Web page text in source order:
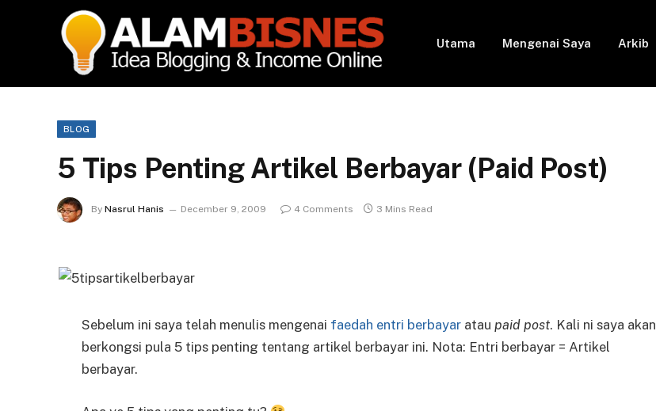
Utama Mengenai Saya Arkib
BLOG
5 Tips Penting Artikel Berbayar (Paid Post)
By Nasrul Hanis December 9, 2009 4 Comments 3 Mins Read
Sebelum ini saya telah menulis mengenai faedah entri berbayar atau paid post. Kali ni saya akan
berkongsi pula 5 tips penting tentang artikel berbayar ini. Nota: Entri berbayar = Artikel
berbayar.